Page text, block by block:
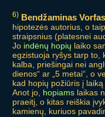
6) Bendžaminas Vorfas
hipotezės autorius, o
straipsnius (platesnei
Jo indėnų hopių laiko
egzistuoja ryšys tarp to,
kalba, priešingai nei
dienos“ ar „5 metai“, o
kad hopių požiūris į
Anot jo, hopiams laikas
praeitį, o kitas reiškia
kamienų, kuriuos